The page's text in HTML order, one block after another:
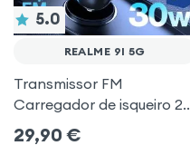
5.0
REALME 9I 5G
Transmissor FM
Carregador de isqueiro 2x
USB MicroSD 3mk Preto
para Realme 9i 5G
29,90 €